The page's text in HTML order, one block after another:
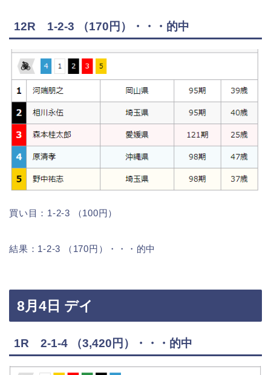
12R 1-2-3 （170円）・・・的中
買い目：1-2-3 （100円）
結果：1-2-3 （170円）・・・的中
8月4日 デイ
1R 2-1-4 （3,420円）・・・的中